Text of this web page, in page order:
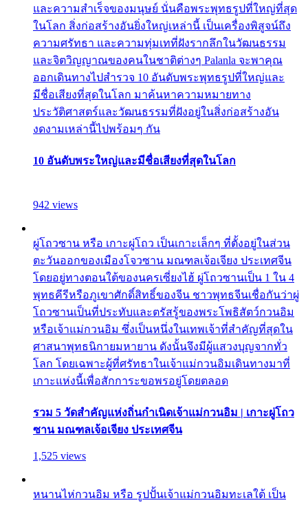
และความสำเร็จของมนุษย์ นั่นคือพระพุทธรูปที่ใหญ่ที่สุด
ในโลก สิ่งก่อสร้างอันยิ่งใหญ่เหล่านี้ เป็นเครื่องพิสูจน์ถึง
ความศรัทธา และความทุ่มเทที่ฝังรากลึกในวัฒนธรรม
และจิตวิญญาณของคนในชาติต่างๆ Palanla จะพาคุณ
ออกเดินทางไปสำรวจ 10 อันดับพระพุทธรูปที่ใหญ่และ
มีชื่อเสียงที่สุดในโลก มาค้นหาความหมายทาง
ประวัติศาสตร์และวัฒนธรรมที่ฝังอยู่ในสิ่งก่อสร้างอัน
งดงามเหล่านี้ไปพร้อมๆ กัน
10 อันดับพระใหญ่และมีชื่อเสียงที่สุดในโลก
942 views
ผู่โถวซาน หรือ เกาะผู่โถว เป็นเกาะเล็กๆ ที่ตั้งอยู่ในส่วน
ตะวันออกของเมืองโจวซาน มณฑลเจ้อเจียง ประเทศจีน
โดยอยู่ทางตอนใต้ของนครเซี่ยงไฮ้ ผู่โถวซานเป็น 1 ใน 4
พุทธคีรีหรือภูเขาศักดิ์สิทธิ์ของจีน ชาวพุทธจีนเชื่อกันว่าผู่
โถวซานเป็นที่ประทับและตรัสรู้ของพระโพธิสัตว์กวนอิม
หรือเจ้าแม่กวนอิม ซึ่งเป็นหนึ่งในเทพเจ้าที่สำคัญที่สุดใน
ศาสนาพุทธนิกายมหายาน ดังนั้นจึงมีผู้แสวงบุญจากทั่ว
โลก โดยเฉพาะผู้ที่ศรัทธาในเจ้าแม่กวนอิมเดินทางมาที่
เกาะแห่งนี้เพื่อสักการะขอพรอยู่โดยตลอด
รวม 5 วัดสำคัญแห่งถิ่นกำเนิดเจ้าแม่กวนอิม | เกาะผู่โถว
ซาน มณฑลเจ้อเจียง ประเทศจีน
1,525 views
หนานไห่กวนอิม หรือ รูปปั้นเจ้าแม่กวนอิมทะเลใต้ เป็น